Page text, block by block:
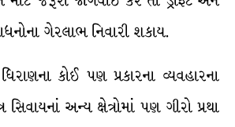
ગેરલાભ નિવારી શકાય.
કોઈ પણ પ્રકારના વ્યવહારના
સિવાયનાં અન્ય ક્ષેત્રોમાં પણ ગીરો પ્રથા